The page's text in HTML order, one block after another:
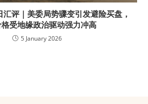
评｜美委局势骤变引发避险买盘，
受地缘政治驱动强力冲高
5 January 2026